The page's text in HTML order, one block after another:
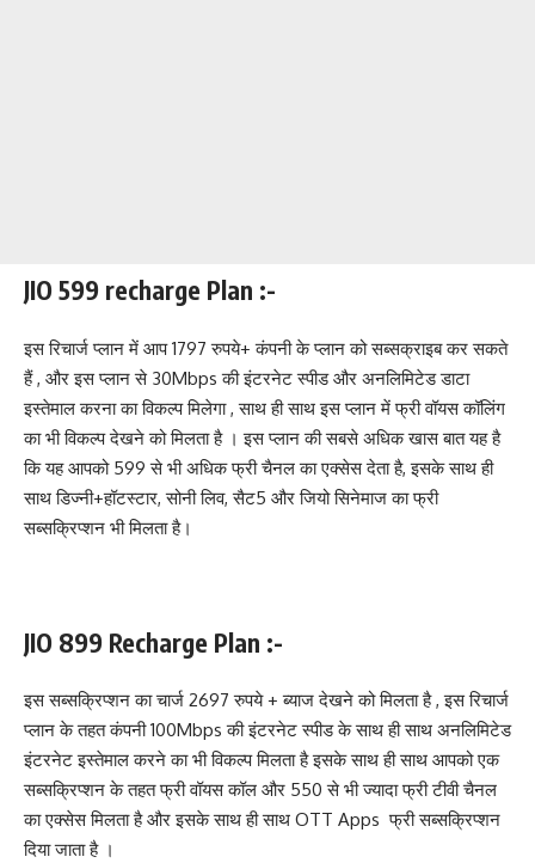
JIO 599 recharge Plan :-
इस रिचार्ज प्लान में आप 1797 रुपये+ कंपनी के प्लान को सब्सक्राइब कर सकते
हैं , और इस प्लान से 30Mbps की इंटरनेट स्पीड और अनलिमिटेड डाटा
इस्तेमाल करना का विकल्प मिलेगा , साथ ही साथ इस प्लान में फ्री वॉयस कॉलिंग
का भी विकल्प देखने को मिलता है । इस प्लान की सबसे अधिक खास बात यह है
कि यह आपको 599 से भी अधिक फ्री चैनल का एक्सेस देता है, इसके साथ ही
साथ डिज्नी+हॉटस्टार, सोनी लिव, सैट5 और जियो सिनेमाज का फ्री
सब्सक्रिप्शन भी मिलता है।
JIO 899 Recharge Plan :-
इस सब्सक्रिप्शन का चार्ज 2697 रुपये + ब्याज देखने को मिलता है , इस रिचार्ज
प्लान के तहत कंपनी 100Mbps की इंटरनेट स्पीड के साथ ही साथ अनलिमिटेड
इंटरनेट इस्तेमाल करने का भी विकल्प मिलता है इसके साथ ही साथ आपको एक
सब्सक्रिप्शन के तहत फ्री वॉयस कॉल और 550 से भी ज्यादा फ्री टीवी चैनल
का एक्सेस मिलता है और इसके साथ ही साथ OTT Apps फ्री सब्सक्रिप्शन
दिया जाता है ।